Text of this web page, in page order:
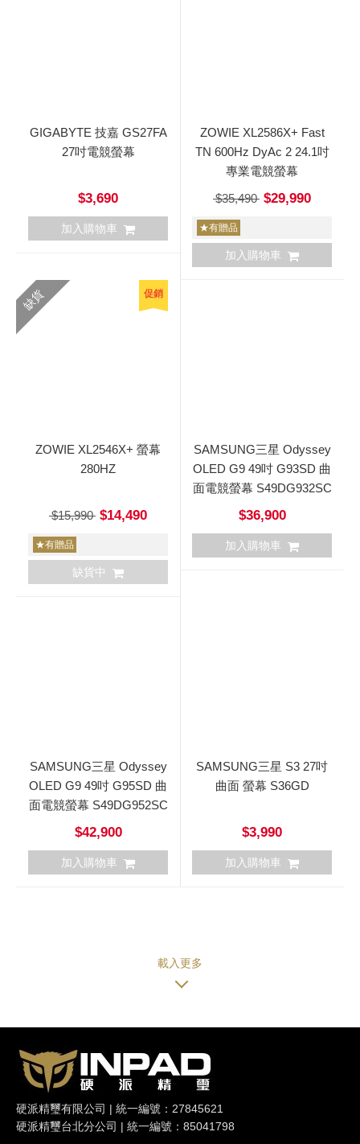
GIGABYTE 技嘉 GS27FA
27吋電競螢幕
$3,690
加入購物車
ZOWIE XL2586X+ Fast
TN 600Hz DyAc 2 24.1吋
專業電競螢幕
$35,490 $29,990
★有贈品
加入購物車
缺貨 促銷
ZOWIE XL2546X+ 螢幕
280HZ
$15,990 $14,490
★有贈品
缺貨中
SAMSUNG三星 Odyssey
OLED G9 49吋 G93SD 曲
面電競螢幕 S49DG932SC
$36,900
加入購物車
SAMSUNG三星 Odyssey
OLED G9 49吋 G95SD 曲
面電競螢幕 S49DG952SC
$42,900
加入購物車
SAMSUNG三星 S3 27吋
曲面 螢幕 S36GD
$3,990
加入購物車
硬派精璽有限公司 | 統一編號：27845621
硬派精璽台北分公司 | 統一編號：85041798